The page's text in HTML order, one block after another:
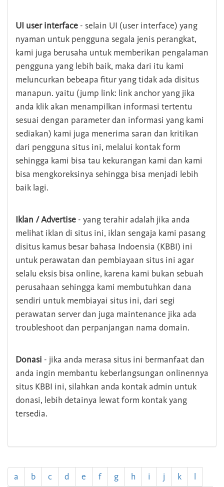
UI user interface - selain UI (user interface) yang
nyaman untuk pengguna segala jenis perangkat,
kami juga berusaha untuk memberikan pengalaman
pengguna yang lebih baik, maka dari itu kami
meluncurkan bebeapa fitur yang tidak ada disitus
manapun. yaitu (jump link: link anchor yang jika
anda klik akan menampilkan informasi tertentu
sesuai dengan parameter dan informasi yang kami
sediakan) kami juga menerima saran dan kritikan
dari pengguna situs ini, melalui kontak form
sehingga kami bisa tau kekurangan kami dan kami
bisa mengkoreksinya sehingga bisa menjadi lebih
baik lagi.
Iklan / Advertise - yang terahir adalah jika anda
melihat iklan di situs ini, iklan sengaja kami pasang
disitus kamus besar bahasa Indoensia (KBBI) ini
untuk perawatan dan pembiayaan situs ini agar
selalu eksis bisa online, karena kami bukan sebuah
perusahaan sehingga kami membutuhkan dana
sendiri untuk membiayai situs ini, dari segi
perawatan server dan juga maintenance jika ada
troubleshoot dan perpanjangan nama domain.
Donasi - jika anda merasa situs ini bermanfaat dan
anda ingin membantu keberlangsungan onlinennya
situs KBBI ini, silahkan anda kontak admin untuk
donasi, lebih detainya lewat form kontak yang
tersedia.
a b c d e f g h i j k l